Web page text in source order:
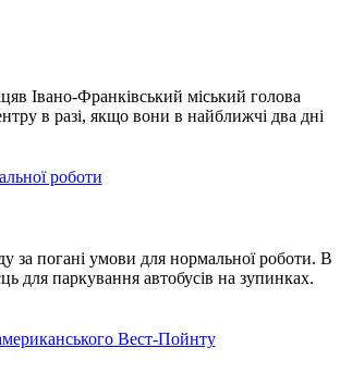
Івано-Франківський міський голова
в разі, якщо вони в найближчі два дні
роботи
за погані умови для нормальної роботи. В
для паркування автобусів на зупинках.
Вест-Пойнту